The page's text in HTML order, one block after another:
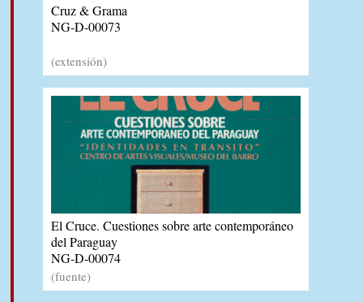
Cruz & Grama
NG-D-00073
(extensión)
El Cruce. Cuestiones sobre arte contemporáneo
del Paraguay
NG-D-00074
(fuente)